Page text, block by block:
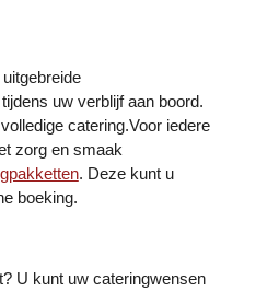
uw verblijf aan boord.
catering.Voor iedere
zorg en smaak
. Deze kunt u
boeking.
U kunt uw cateringwensen